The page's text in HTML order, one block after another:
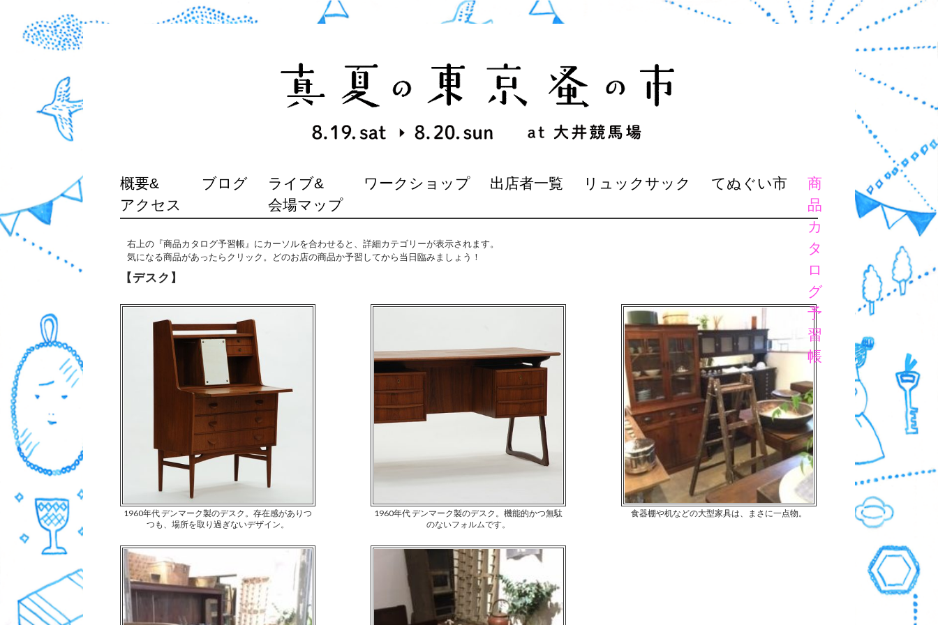
SKIP
TO
CONTENT
概要&
アクセス
ブログ
ライブ&
会場マップ
ワークショップ 出店者一覧 リュックサック てぬぐい市
商
品
カ
タ
ロ
グ
予
習
帳
右上の『商品カタログ予習帳』にカーソルを合わせると、詳細カテゴリーが表示されます。
気になる商品があったらクリック。どのお店の商品か予習してから当日臨みましょう！
【デスク】
1960年代 デンマーク製のデスク。存在感がありつ
つも、場所を取り過ぎないデザイン。
1960年代 デンマーク製のデスク。機能的かつ無駄
のないフォルムです。
食器棚や机などの大型家具は、まさに一点物。